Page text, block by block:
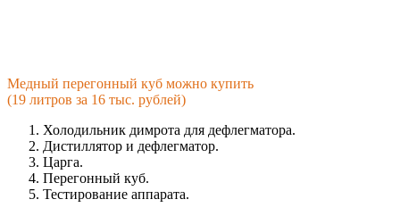
Медный перегонный куб можно купить
(19 литров за 16 тыс. рублей)
Холодильник димрота для дефлегматора.
Дистиллятор и дефлегматор.
Царга.
Перегонный куб.
Тестирование аппарата.